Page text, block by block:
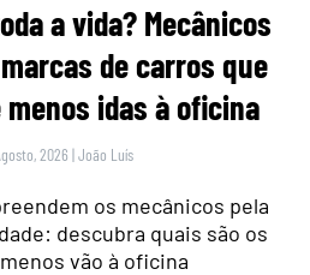
a vida? Mecânicos
de carros que
idas à oficina
2026 |João Luís
os mecânicos pela
descubra quais são os
vão à oficina